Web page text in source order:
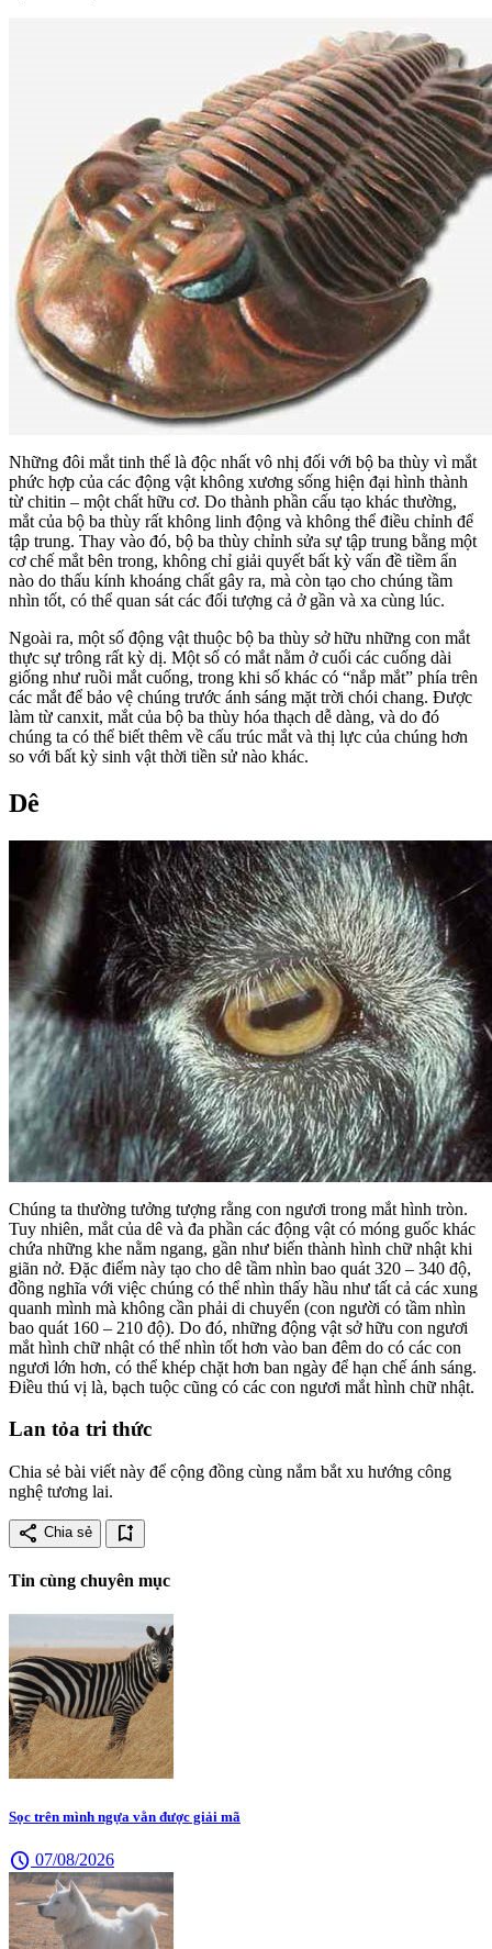
Những đôi mắt tinh thể là độc nhất vô nhị đối với bộ ba thùy vì mắt
phức hợp của các động vật không xương sống hiện đại hình thành
từ chitin – một chất hữu cơ. Do thành phần cấu tạo khác thường,
mắt của bộ ba thùy rất không linh động và không thể điều chỉnh để
tập trung. Thay vào đó, bộ ba thùy chỉnh sửa sự tập trung bằng một
cơ chế mắt bên trong, không chỉ giải quyết bất kỳ vấn đề tiềm ẩn
nào do thấu kính khoáng chất gây ra, mà còn tạo cho chúng tầm
nhìn tốt, có thể quan sát các đối tượng cả ở gần và xa cùng lúc.
Ngoài ra, một số động vật thuộc bộ ba thùy sở hữu những con mắt
thực sự trông rất kỳ dị. Một số có mắt nằm ở cuối các cuống dài
giống như ruồi mắt cuống, trong khi số khác có “nắp mắt” phía trên
các mắt để bảo vệ chúng trước ánh sáng mặt trời chói chang. Được
làm từ canxit, mắt của bộ ba thùy hóa thạch dễ dàng, và do đó
chúng ta có thể biết thêm về cấu trúc mắt và thị lực của chúng hơn
so với bất kỳ sinh vật thời tiền sử nào khác.
Dê
Chúng ta thường tưởng tượng rằng con ngươi trong mắt hình tròn.
Tuy nhiên, mắt của dê và đa phần các động vật có móng guốc khác
chứa những khe nằm ngang, gần như biến thành hình chữ nhật khi
giãn nở. Đặc điểm này tạo cho dê tầm nhìn bao quát 320 – 340 độ,
đồng nghĩa với việc chúng có thể nhìn thấy hầu như tất cả các xung
quanh mình mà không cần phải di chuyển (con người có tầm nhìn
bao quát 160 – 210 độ). Do đó, những động vật sở hữu con ngươi
mắt hình chữ nhật có thể nhìn tốt hơn vào ban đêm do có các con
ngươi lớn hơn, có thể khép chặt hơn ban ngày để hạn chế ánh sáng.
Điều thú vị là, bạch tuộc cũng có các con ngươi mắt hình chữ nhật.
Lan tỏa tri thức
Chia sẻ bài viết này để cộng đồng cùng nắm bắt xu hướng công
nghệ tương lai.
share Chia sẻ bookmark_add
Tin cùng chuyên mục
Sọc trên mình ngựa vằn được giải mã
schedule 07/08/2026